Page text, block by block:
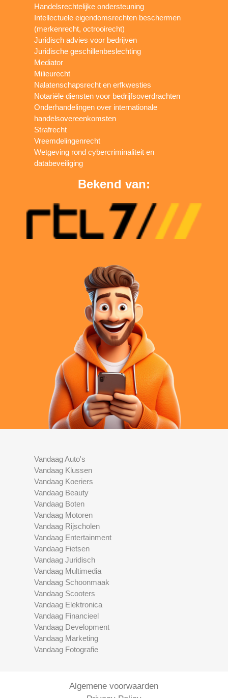
Handelsrechtelijke ondersteuning
Intellectuele eigendomsrechten beschermen
(merkenrecht, octrooirecht)
Juridisch advies voor bedrijven
Juridische geschillenbeslechting
Mediator
Milieurecht
Nalatenschapsrecht en erfkwesties
Notariële diensten voor bedrijfsoverdrachten
Onderhandelingen over internationale
handelsovereenkomsten
Strafrecht
Vreemdelingenrecht
Wetgeving rond cybercriminaliteit en
databeveiliging
Bekend van:
Vandaag Auto's
Vandaag Klussen
Vandaag Koeriers
Vandaag Beauty
Vandaag Boten
Vandaag Motoren
Vandaag Rijscholen
Vandaag Entertainment
Vandaag Fietsen
Vandaag Juridisch
Vandaag Multimedia
Vandaag Schoonmaak
Vandaag Scooters
Vandaag Elektronica
Vandaag Financieel
Vandaag Development
Vandaag Marketing
Vandaag Fotografie
Algemene voorwaarden